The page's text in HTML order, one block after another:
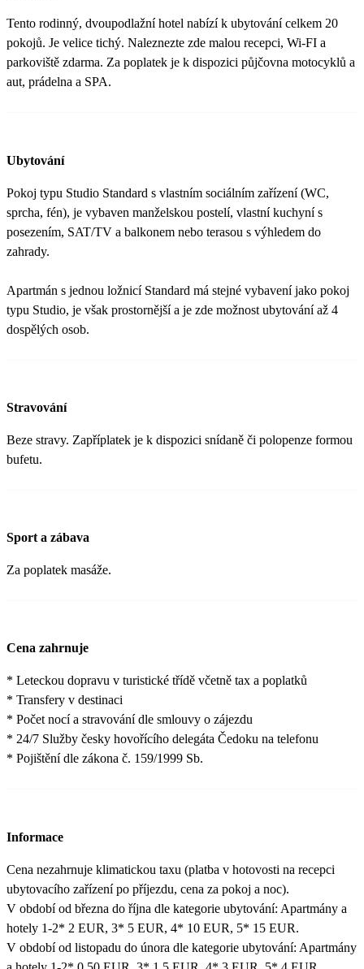
Tento rodinný, dvoupodlažní hotel nabízí k ubytování celkem 20
pokojů. Je velice tichý. Naleznezte zde malou recepci, Wi-FI a
parkoviště zdarma. Za poplatek je k dispozici půjčovna motocyklů a
aut, prádelna a SPA.
Ubytování
Pokoj typu Studio Standard s vlastním sociálním zařízení (WC,
sprcha, fén), je vybaven manželskou postelí, vlastní kuchyní s
posezením, SAT/TV a balkonem nebo terasou s výhledem do
zahrady.
Apartmán s jednou ložnicí Standard má stejné vybavení jako pokoj
typu Studio, je však prostornější a je zde možnost ubytování až 4
dospělých osob.
Stravování
Beze stravy. Zapříplatek je k dispozici snídaně či polopenze formou
bufetu.
Sport a zábava
Za poplatek masáže.
Cena zahrnuje
* Leteckou dopravu v turistické třídě včetně tax a poplatků
* Transfery v destinaci
* Počet nocí a stravování dle smlouvy o zájezdu
* 24/7 Služby česky hovořícího delegáta Čedoku na telefonu
* Pojištění dle zákona č. 159/1999 Sb.
Informace
Cena nezahrnuje klimatickou taxu (platba v hotovosti na recepci
ubytovacího zařízení po příjezdu, cena za pokoj a noc).
V období od března do října dle kategorie ubytování: Apartmány a
hotely 1-2* 2 EUR, 3* 5 EUR, 4* 10 EUR, 5* 15 EUR.
V období od listopadu do února dle kategorie ubytování: Apartmány